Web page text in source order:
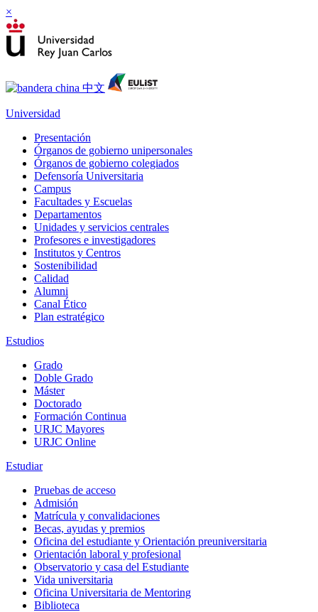
×
Universidad
Presentación
Órganos de gobierno unipersonales
Órganos de gobierno colegiados
Defensoría Universitaria
Campus
Facultades y Escuelas
Departamentos
Unidades y servicios centrales
Profesores e investigadores
Institutos y Centros
Sostenibilidad
Calidad
Alumni
Canal Ético
Plan estratégico
Estudios
Grado
Doble Grado
Máster
Doctorado
Formación Continua
URJC Mayores
URJC Online
Estudiar
Pruebas de acceso
Admisión
Matrícula y convalidaciones
Becas, ayudas y premios
Oficina del estudiante y Orientación preuniversitaria
Orientación laboral y profesional
Observatorio y casa del Estudiante
Vida universitaria
Oficina Universitaria de Mentoring
Biblioteca